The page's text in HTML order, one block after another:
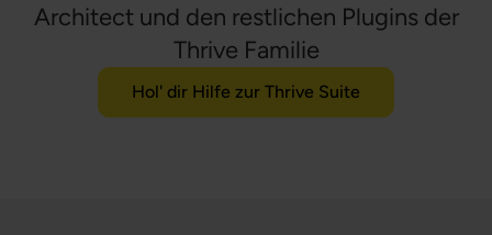
Architect und den restlichen Plugins der
Thrive Familie
Hol' dir Hilfe zur Thrive Suite